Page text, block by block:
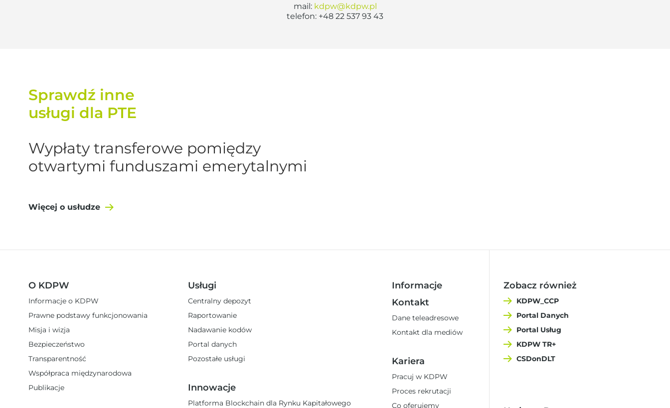
mail: kdpw@kdpw.pl
telefon: +48 22 537 93 43
Sprawdź inne
usługi dla PTE
Wypłaty transferowe pomiędzy
otwartymi funduszami emerytalnymi
Więcej o usłudze
O KDPW
Informacje o KDPW
Prawne podstawy funkcjonowania
Misja i wizja
Bezpieczeństwo
Transparentność
Współpraca międzynarodowa
Publikacje
Usługi
Centralny depozyt
Raportowanie
Nadawanie kodów
Portal danych
Pozostałe usługi
Innowacje
Platforma Blockchain dla Rynku Kapitałowego
Informacje
Kontakt
Dane teleadresowe
Kontakt dla mediów
Kariera
Pracuj w KDPW
Proces rekrutacji
Co oferujemy
Zobacz również
KDPW_CCP
Portal Danych
Portal Usług
KDPW TR+
CSDonDLT